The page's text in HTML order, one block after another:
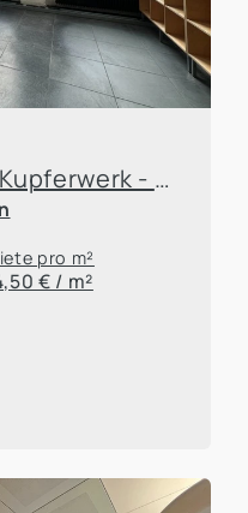
Arbeiten im ehem. Kupferwerk - Bürolofts mit Atmosphäre
pro m²
€ / m²